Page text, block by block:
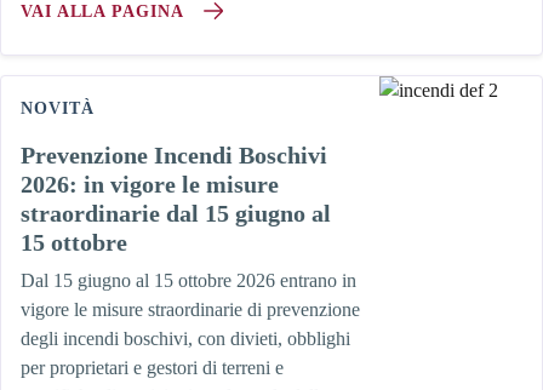
VAI ALLA PAGINA
NOVITÀ
Prevenzione Incendi Boschivi
2026: in vigore le misure
straordinarie dal 15 giugno al
15 ottobre
Dal 15 giugno al 15 ottobre 2026 entrano in
vigore le misure straordinarie di prevenzione
degli incendi boschivi, con divieti, obblighi
per proprietari e gestori di terreni e